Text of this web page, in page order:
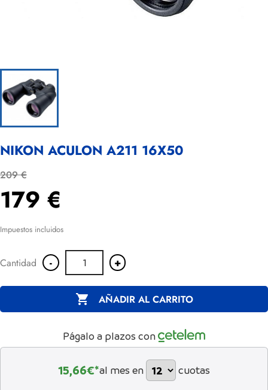
NIKON ACULON A211 16X50
209 €
179 €
Impuestos incluidos
Cantidad - +
 AÑADIR AL CARRITO
Págalo a plazos con
15,66€*al mes en cuotas